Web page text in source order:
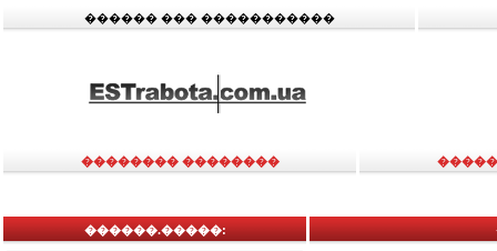
������ ��� �����������
�������� ��������
������.�����: